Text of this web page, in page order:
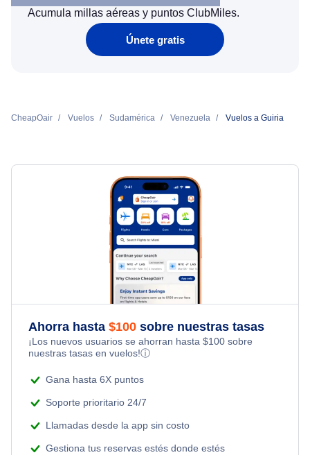
Acumula millas aéreas y puntos ClubMiles.
Únete gratis
CheapOair Vuelos Sudamérica Venezuela Vuelos a Guiria
Ahorra hasta $100 sobre nuestras tasas
¡Los nuevos usuarios se ahorran hasta $100 sobre
nuestras tasas en vuelos!ⓘ
Gana hasta 6X puntos
Soporte prioritario 24/7
Llamadas desde la app sin costo
Gestiona tus reservas estés donde estés